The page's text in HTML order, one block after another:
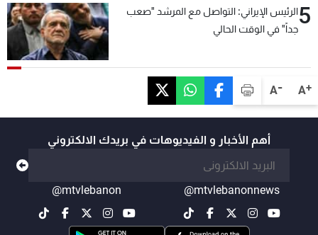
A+
A-
5الرئيس الإيراني: التواصل مع المرشد "صعب
جداً" في الوقت الحالي
أهم الأخبار و الفيديوهات في بريدك الالكتروني
@mtvlebanonnews
@mtvlebanon